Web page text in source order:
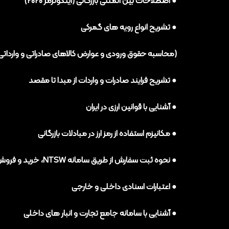
● تشریح انواع رویه های گمرکی
(محاسبه حقوق ورودی و عوارض کالاهای صادراتی و
● تشریح فرایند صادرات و واردات از مبدا تا مقصد
● آشنایی با قوانین ارزی در ایران
● مکانیزم استفاده از رمز ارز در مبادلات بازرگانی
● نحوه ثبت سفارش از طریق سامانه NTSW، خرید و فروش درسامانه نیما و اظهار از راه دور در گمرک EPL
● اعتبارات اسنادی داخلی و خارجی
● آشنایی با سامانه جامع تجارت و انبار های داخلی